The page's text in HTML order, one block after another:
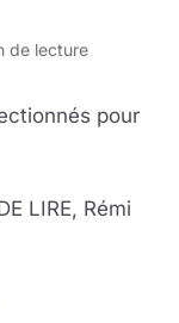
de lecture
pour
LIRE, Rémi